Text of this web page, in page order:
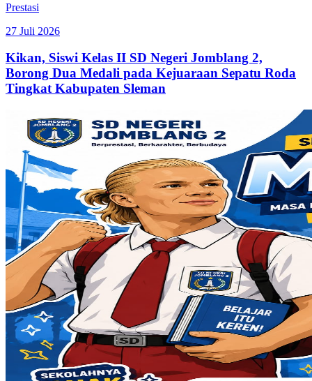
Prestasi
27 Juli 2026
Kikan, Siswi Kelas II SD Negeri Jomblang 2,
Borong Dua Medali pada Kejuaraan Sepatu Roda
Tingkat Kabupaten Sleman